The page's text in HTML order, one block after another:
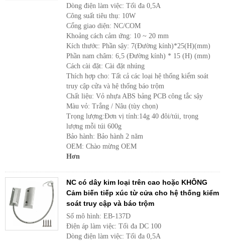
Dòng điện làm việc: Tối đa 0,5A
Công suất tiêu thụ: 10W
Cổng giao diện: NC/COM
Khoảng cách cảm ứng: 10 ~ 20 mm
Kích thước: Phần sậy: 7(Đường kính)*25(H)(mm)
Phần nam châm: 6,5 (Đường kính) * 15 (H) (mm)
Cách cài đặt: Cài đặt nhúng
Thích hợp cho: Tất cả các loại hệ thống kiểm soát
truy cập cửa và hệ thống báo trộm
Chất liệu: Vỏ nhựa ABS bảng PCB công tắc sậy
Màu vỏ: Trắng / Nâu (tùy chọn)
Trọng lượng:Đơn vị tính:14g 40 đôi/túi, trọng
lượng mỗi túi 600g
Bảo hành: Bảo hành 2 năm
OEM: Chào mừng OEM
Hơn
NC có dây kim loại trên cao hoặc KHÔNG
Cảm biến tiếp xúc từ cửa cho hệ thống kiểm
soát truy cập và báo trộm
Số mô hình: EB-137D
Điện áp làm việc: Tối đa DC 100
Dòng điện làm việc: Tối đa 0,5A